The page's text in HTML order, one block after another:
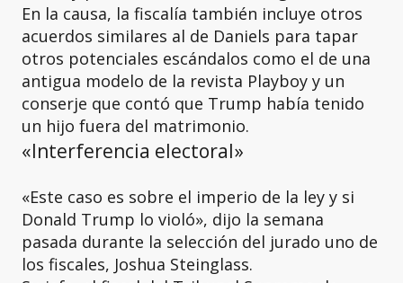
En la causa, la fiscalía también incluye otros
acuerdos similares al de Daniels para tapar
otros potenciales escándalos como el de una
antigua modelo de la revista Playboy y un
conserje que contó que Trump había tenido
un hijo fuera del matrimonio.
«Interferencia electoral»
«Este caso es sobre el imperio de la ley y si
Donald Trump lo violó», dijo la semana
pasada durante la selección del jurado uno de
los fiscales, Joshua Steinglass.